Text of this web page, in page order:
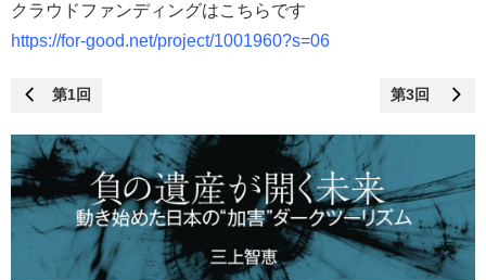
クラウドファンディングはこちらです
https://for-good.net/project/1001960?s=06
第1回 第3回